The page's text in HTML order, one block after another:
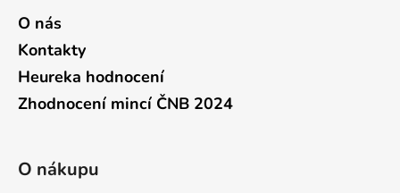
O nás
Kontakty
Heureka hodnocení
Zhodnocení mincí ČNB 2024
O nákupu